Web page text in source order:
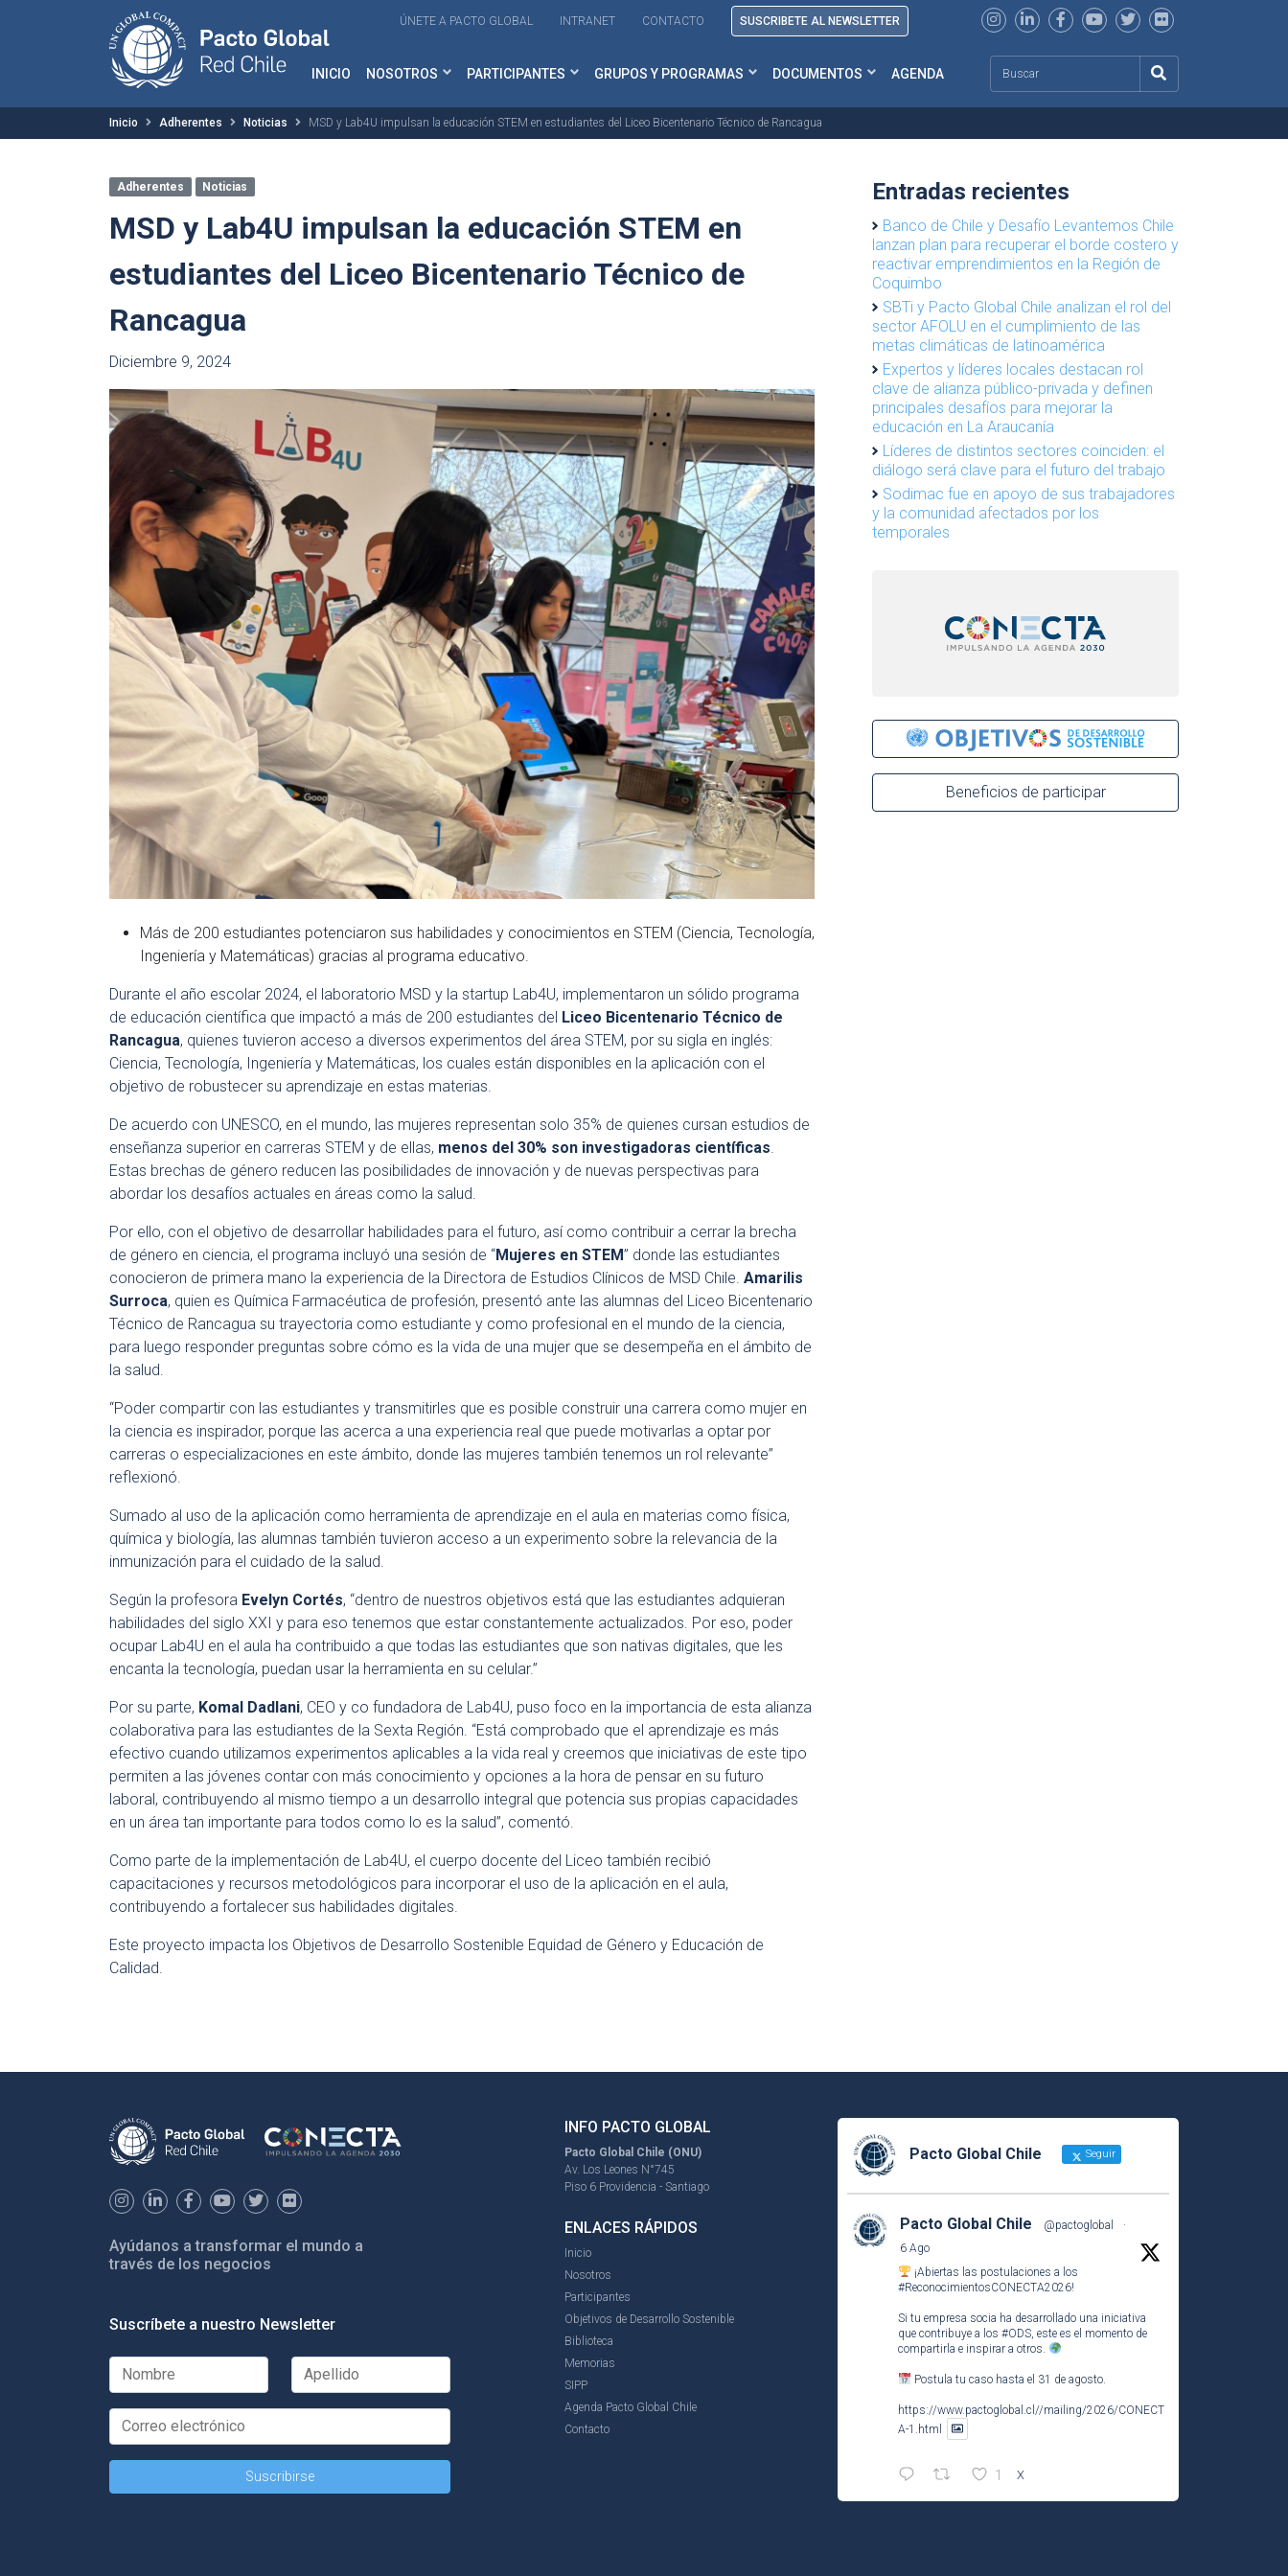
ÚNETE A PACTO GLOBAL INTRANET CONTACTO SUSCRIBETE AL NEWSLETTER
INICIO NOSOTROS PARTICIPANTES GRUPOS Y PROGRAMAS DOCUMENTOS AGENDA
Inicio Adherentes Noticias MSD y Lab4U impulsan la educación STEM en estudiantes del Liceo Bicentenario Técnico de Rancagua
Adherentes Noticias
MSD y Lab4U impulsan la educación STEM en
estudiantes del Liceo Bicentenario Técnico de
Rancagua
Diciembre 9, 2024
Más de 200 estudiantes potenciaron sus habilidades y conocimientos en STEM (Ciencia, Tecnología,
Ingeniería y Matemáticas) gracias al programa educativo.
Durante el año escolar 2024, el laboratorio MSD y la startup Lab4U, implementaron un sólido programa
de educación científica que impactó a más de 200 estudiantes del Liceo Bicentenario Técnico de
Rancagua, quienes tuvieron acceso a diversos experimentos del área STEM, por su sigla en inglés:
Ciencia, Tecnología, Ingeniería y Matemáticas, los cuales están disponibles en la aplicación con el
objetivo de robustecer su aprendizaje en estas materias.
De acuerdo con UNESCO, en el mundo, las mujeres representan solo 35% de quienes cursan estudios de
enseñanza superior en carreras STEM y de ellas, menos del 30% son investigadoras científicas.
Estas brechas de género reducen las posibilidades de innovación y de nuevas perspectivas para
abordar los desafíos actuales en áreas como la salud.
Por ello, con el objetivo de desarrollar habilidades para el futuro, así como contribuir a cerrar la brecha
de género en ciencia, el programa incluyó una sesión de “Mujeres en STEM” donde las estudiantes
conocieron de primera mano la experiencia de la Directora de Estudios Clínicos de MSD Chile. Amarilis
Surroca, quien es Química Farmacéutica de profesión, presentó ante las alumnas del Liceo Bicentenario
Técnico de Rancagua su trayectoria como estudiante y como profesional en el mundo de la ciencia,
para luego responder preguntas sobre cómo es la vida de una mujer que se desempeña en el ámbito de
la salud.
“Poder compartir con las estudiantes y transmitirles que es posible construir una carrera como mujer en
la ciencia es inspirador, porque las acerca a una experiencia real que puede motivarlas a optar por
carreras o especializaciones en este ámbito, donde las mujeres también tenemos un rol relevante”
reflexionó.
Sumado al uso de la aplicación como herramienta de aprendizaje en el aula en materias como física,
química y biología, las alumnas también tuvieron acceso a un experimento sobre la relevancia de la
inmunización para el cuidado de la salud.
Según la profesora Evelyn Cortés, “dentro de nuestros objetivos está que las estudiantes adquieran
habilidades del siglo XXI y para eso tenemos que estar constantemente actualizados. Por eso, poder
ocupar Lab4U en el aula ha contribuido a que todas las estudiantes que son nativas digitales, que les
encanta la tecnología, puedan usar la herramienta en su celular.”
Por su parte, Komal Dadlani, CEO y co fundadora de Lab4U, puso foco en la importancia de esta alianza
colaborativa para las estudiantes de la Sexta Región. “Está comprobado que el aprendizaje es más
efectivo cuando utilizamos experimentos aplicables a la vida real y creemos que iniciativas de este tipo
permiten a las jóvenes contar con más conocimiento y opciones a la hora de pensar en su futuro
laboral, contribuyendo al mismo tiempo a un desarrollo integral que potencia sus propias capacidades
en un área tan importante para todos como lo es la salud”, comentó.
Como parte de la implementación de Lab4U, el cuerpo docente del Liceo también recibió
capacitaciones y recursos metodológicos para incorporar el uso de la aplicación en el aula,
contribuyendo a fortalecer sus habilidades digitales.
Este proyecto impacta los Objetivos de Desarrollo Sostenible Equidad de Género y Educación de
Calidad.
Entradas recientes
Banco de Chile y Desafío Levantemos Chile
lanzan plan para recuperar el borde costero y
reactivar emprendimientos en la Región de
Coquimbo
SBTi y Pacto Global Chile analizan el rol del
sector AFOLU en el cumplimiento de las
metas climáticas de latinoamérica
Expertos y líderes locales destacan rol
clave de alianza público-privada y definen
principales desafíos para mejorar la
educación en La Araucanía
Líderes de distintos sectores coinciden: el
diálogo será clave para el futuro del trabajo
Sodimac fue en apoyo de sus trabajadores
y la comunidad afectados por los
temporales
Beneficios de participar
Ayúdanos a transformar el mundo a
través de los negocios
Suscríbete a nuestro Newsletter
INFO PACTO GLOBAL
Pacto Global Chile (ONU)
Av. Los Leones N°745
Piso 6 Providencia - Santiago
ENLACES RÁPIDOS
Inicio
Nosotros
Participantes
Objetivos de Desarrollo Sostenible
Biblioteca
Memorias
SIPP
Agenda Pacto Global Chile
Contacto
Pacto Global Chile Seguir
Pacto Global Chile @pactoglobal
·
6 Ago
¡Abiertas las postulaciones a los
#ReconocimientosCONECTA2026!
Si tu empresa socia ha desarrollado una iniciativa
que contribuye a los #ODS, este es el momento de
compartirla e inspirar a otros.
Postula tu caso hasta el 31 de agosto.
https://www.pactoglobal.cl//mailing/2026/CONECT
A-1.html
1 X